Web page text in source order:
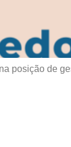
posição de